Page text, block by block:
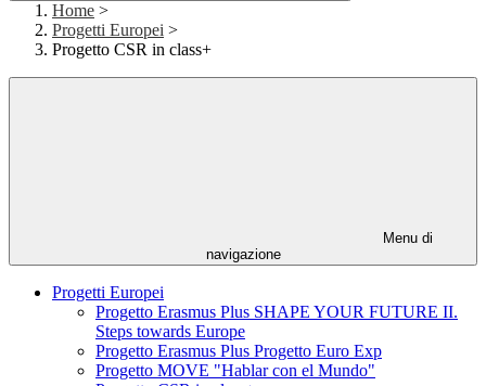
Home >
Progetti Europei >
Progetto CSR in class+
Menu di
navigazione
Progetti Europei
Progetto Erasmus Plus SHAPE YOUR FUTURE II.
Steps towards Europe
Progetto Erasmus Plus Progetto Euro Exp
Progetto MOVE "Hablar con el Mundo"